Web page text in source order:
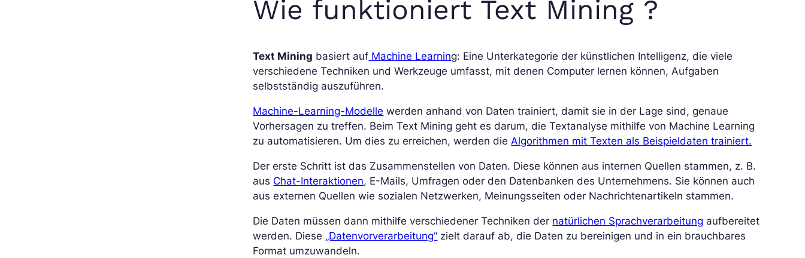
Wie funktioniert Text Mining ?
Text Mining basiert auf Machine Learning: Eine Unterkategorie der künstlichen Intelligenz, die viele
verschiedene Techniken und Werkzeuge umfasst, mit denen Computer lernen können, Aufgaben
selbstständig auszuführen.
Machine-Learning-Modelle werden anhand von Daten trainiert, damit sie in der Lage sind, genaue
Vorhersagen zu treffen. Beim Text Mining geht es darum, die Textanalyse mithilfe von Machine Learning
zu automatisieren. Um dies zu erreichen, werden dieAlgorithmen mit Texten als Beispieldaten trainiert.
Der erste Schritt ist das Zusammenstellen von Daten. Diese können aus internen Quellen stammen, z. B.
aus Chat-Interaktionen, E-Mails, Umfragen oder den Datenbanken des Unternehmens. Sie können auch
aus externen Quellen wie sozialen Netzwerken, Meinungsseiten oder Nachrichtenartikeln stammen.
Die Daten müssen dann mithilfe verschiedener Techniken der natürlichen Sprachverarbeitung aufbereitet
werden. Diese „Datenvorverarbeitung“ zielt darauf ab, die Daten zu bereinigen und in ein brauchbares
Format umzuwandeln.